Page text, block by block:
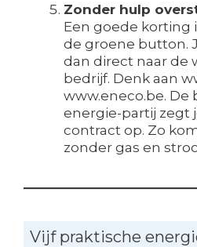
Zonder hulp
Een goede korting
de groene button.
dan direct naar de
bedrijf. Denk aan
www.eneco.be.
energie-partij zegt
contract op. Zo
zonder gas en
Vijf praktische